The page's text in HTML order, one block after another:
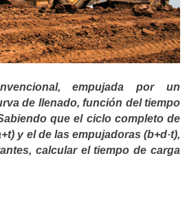
empujada por un
de llenado, función del tiempo
que el ciclo completo de
y el de las empujadoras (b+d·t),
calcular el tiempo de carga